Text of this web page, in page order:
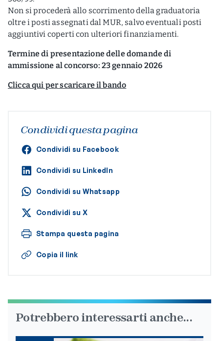
Non si procederà allo scorrimento della graduatoria
oltre i posti assegnati dal MUR, salvo eventuali posti
aggiuntivi coperti con ulteriori finanziamenti.
Termine di presentazione delle domande di
ammissione al concorso: 23 gennaio 2026
Clicca qui per scaricare il bando
Condividi questa pagina
Condividi su Facebook
Condividi su LinkedIn
Condividi su Whatsapp
Condividi su X
Stampa questa pagina
Copia il link
Potrebbero interessarti anche...